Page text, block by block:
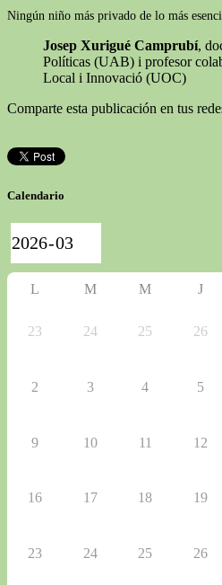
Ningún niño más privado de lo más
Josep Xurigué Camprubí,
Políticas (UAB) i profesor
Local i Innovació (UOC)
Comparte esta publicación en tus
Calendario
L M M J
23 24 25 26
2 3 4 5
9 10 11 12
16 17 18 19
23 24 25 26